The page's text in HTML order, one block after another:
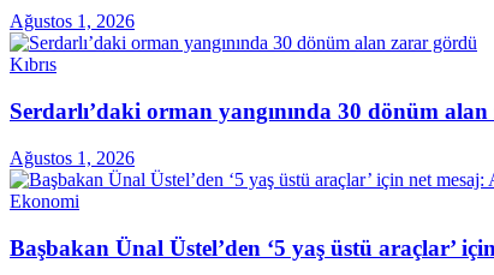
Ağustos 1, 2026
Kıbrıs
Serdarlı’daki orman yangınında 30 dönüm
Ağustos 1, 2026
Ekonomi
Başbakan Ünal Üstel’den ‘5 yaş üstü araçlar’